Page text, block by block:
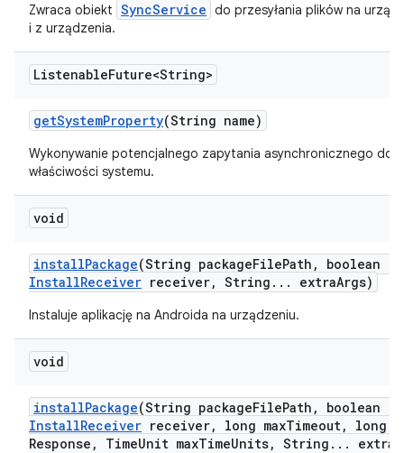
Zwraca obiekt SyncService do przesyłania plików na
i z urządzenia.
ListenableFuture<String>
getSystemProperty(String name)
Wykonywanie potencjalnego zapytania asynchronicznego
właściwości systemu.
void
installPackage(String packageFilePath ,
boolean
InstallReceiver receiver, String . . . extraArgs)
Instaluje aplikację na Androida na urządzeniu.
void
installPackage(String packageFilePath ,
boolean
InstallReceiver receiver, long maxTimeout,
long
Response , TimeUnit maxTimeUnits, String . . . extra